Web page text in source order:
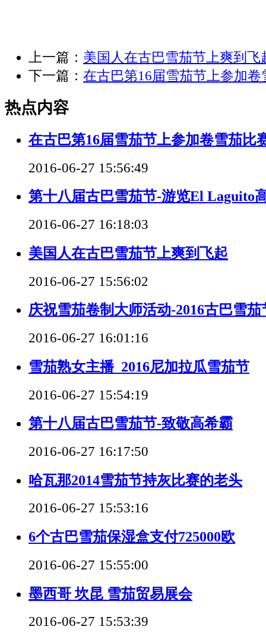
上一篇： 美国人在古巴雪茄节上爽到飞
下一篇： 在古巴第16届雪茄节上参加卷
热点内容
在古巴第16届雪茄节上参加卷雪茄比
2016-06-27 15:56:49
第十八届古巴雪茄节-游览El Laguito
2016-06-27 16:18:03
美国人在古巴雪茄节上爽到飞起
2016-06-27 15:56:02
庆祝雪茄卷制大师活动-2016古巴雪茄
2016-06-27 16:01:16
雪茄熟女主播_2016尼加拉瓜雪茄节
2016-06-27 15:54:19
第十八届古巴雪茄节-致敬高希霸
2016-06-27 16:17:50
哈瓦那2014雪茄节持灰比赛的老头
2016-06-27 15:53:16
6个古巴雪茄保湿盒支付725000欧
2016-06-27 15:55:00
墨西哥 坎昆 雪茄贸易展会
2016-06-27 15:53:39